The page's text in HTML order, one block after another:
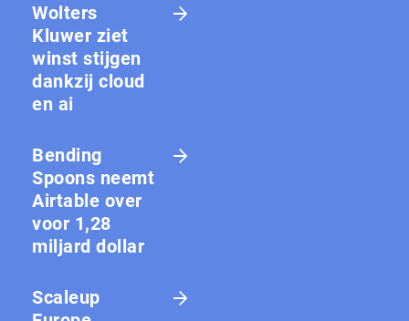
Wolters
Kluwer ziet
winst stijgen
dankzij cloud
en ai
Bending
Spoons neemt
Airtable over
voor 1,28
miljard dollar
Scaleup